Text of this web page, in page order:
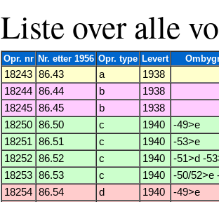
Liste over alle
Opr. nr Nr. etter 1956 Opr. type Levert
18243 86.43 a
1938
18244 86.44 b
1938
18245 86.45 b
1938
18250 86.50 c 1940
-49>e
18251
86.51 c 1940
-53>e
18252 86.52 c 1940
-51>d -
18253 86.53 c 1940
-50/52>e
18254 86.54 d 1940
-49>e